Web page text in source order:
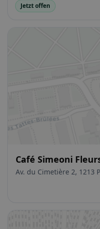
Jetzt offen
Café Simeoni
Av. du Cimetière 2, 1213